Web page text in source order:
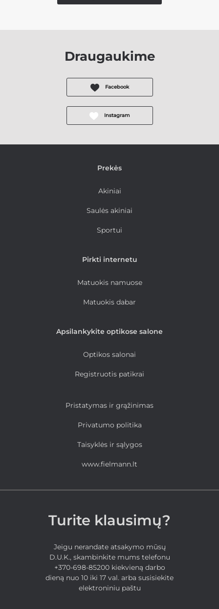
Draugaukime
Facebook
Instagram
Prekės
Akiniai
Saulės akiniai
Sportui
Pirkti internetu
Matuokis namuose
Matuokis dabar
Apsilankykite optikose salone
Optikos salonai
Registruotis patikrai
Pristatymas ir grąžinimas
Privatumo politika
Taisyklės ir sąlygos
www.fielmann.lt
Turite klausimų?
Jeigu nerandate atsakymo mūsų
D.U.K., skambinkite mums telefonu
+370-698-85200 kiekvieną darbo
dieną nuo 10 iki 17 val. arba susisiekite
elektroniniu paštu